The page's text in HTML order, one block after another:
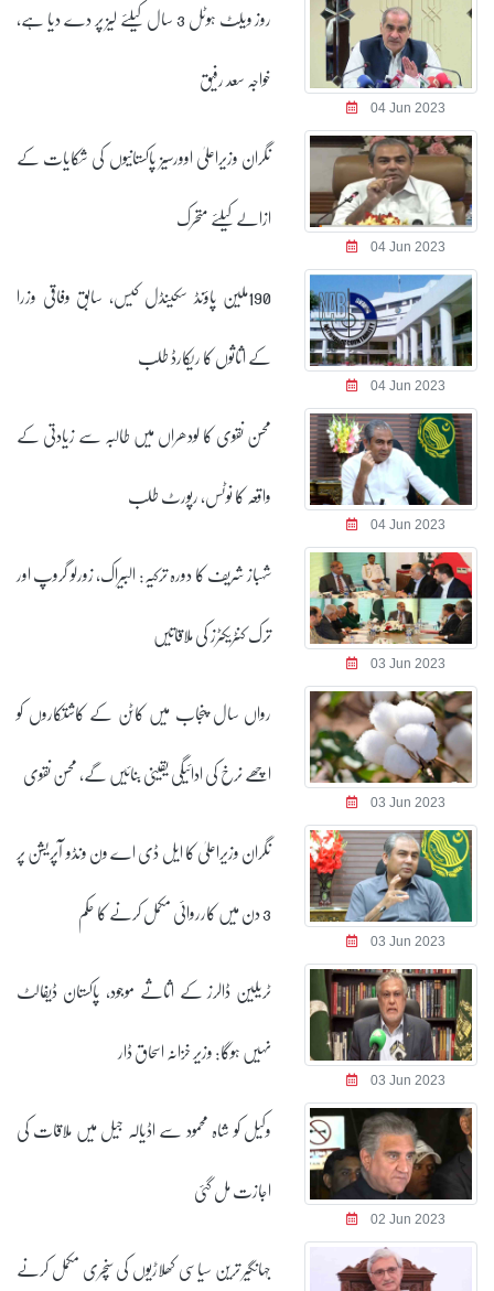
04 Jun 2023
روز ویلٹ ہوٹل 3 سال کیلئے لیز پر دے دیا ہے،
خواجہ سعد رفیق
04 Jun 2023
نگران وزیراعلیٰ اوورسیز پاکستانیوں کی شکایات کے
ازالے کیلئے متحرک
04 Jun 2023
190ملین پاؤنڈ سکینڈل کیس، سابق وفاقی وزرا
کے اثاثوں کا ریکارڈ طلب
04 Jun 2023
محسن نقوی کا لودھراں میں طالبہ سے زیادتی کے
واقعہ کا نوٹس، رپورٹ طلب
03 Jun 2023
شہباز شریف کا دورہ ترکیہ: البیراک، زورلو گروپ اور
ترک کنٹریکٹرز کی ملاقاتیں
03 Jun 2023
رواں سال پنجاب میں کاٹن کے کاشتکاروں کو
اچھے نرخ کی ادائیگی یقینی بنائیں گے، محسن نقوی
03 Jun 2023
نگران وزیراعلیٰ کا ایل ڈی اے ون ونڈو آپریشن پر
3 دن میں کارروائی مکمل کرنے کا حکم
03 Jun 2023
ٹریلین ڈالرز کے اثاثے موجود، پاکستان ڈیفالٹ
نہیں ہوگا: وزیر خزانہ اسحاق ڈار
02 Jun 2023
وکیل کو شاہ محمود سے اڈیالہ جیل میں ملاقات کی
اجازت مل گئی
جہانگیر ترین سیاسی کھلاڑیوں کی سنچری مکمل کرنے